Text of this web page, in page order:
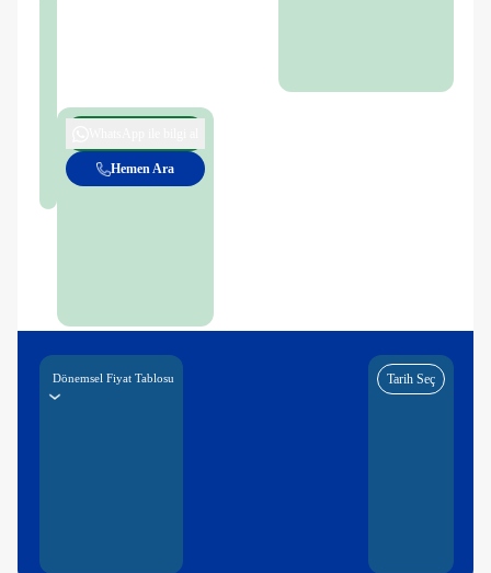
Hemen Ara
Dönemsel Fiyat Tablosu Tarih Seç